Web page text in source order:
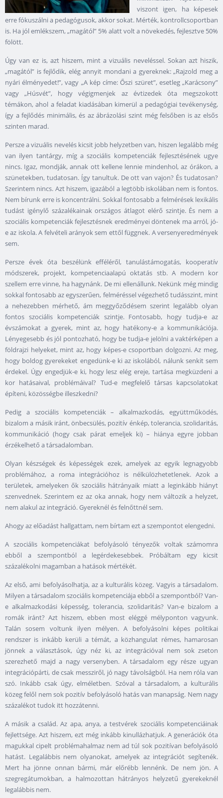
viszont igen, ha képesek
erre fókuszálni a pedagógusok, akkor sokat. Mérték, kontrollcsoportban
is. Ha jól emlékszem, „magától” 5% alatt volt a növekedés, fejlesztve 50%
fölött.
Úgy van ez is, azt hiszem, mint a vizuális neveléssel. Sokan azt hiszik,
„magától” is fejlődik, elég annyit mondani a gyereknek: „Rajzold meg a
nyári élményedet!”, vagy „A kép címe: Őszi szüret”, esetleg „Karácsony”
vagy „Húsvét”, hogy végigmenjek az évtizedek óta megszokott
témákon, ahol a feladat kiadásában kimerül a pedagógiai tevékenység,
így a fejlődés minimális, és az ábrázolási szint még felsőben is az elsős
szinten marad.
Persze a vizuális nevelés kicsit jobb helyzetben van, hiszen legalább még
van ilyen tantárgy, míg a szociális kompetenciák fejlesztésének ugye
nincs. Igaz, mondják, annak ott kellene lennie mindenhol, az órákon, a
szünetekben, tudatosan. Így tanultuk. De ott van vajon? És tudatosan?
Szerintem nincs. Azt hiszem, igazából a legtöbb iskolában nem is fontos.
Nem bírunk erre is koncentrálni. Sokkal fontosabb a felmérések lexikális
tudást igénylő százalékainak országos átlagot elérő szintje. És nem a
szociális kompetenciák fejlesztésnek eredményei döntenek ma arról, jó-
e az iskola. A felvételi arányok sem ettől függnek. A versenyeredmények
sem.
Persze évek óta beszélünk efféléről, tanulástámogatás, kooperatív
módszerek, projekt, kompetenciaalapú oktatás stb. A modern kor
szellem erre vinne, ha hagynánk. De mi ellenállunk. Nekünk még mindig
sokkal fontosabb az egyszerűen, felméréssel végezhető tudásszint, mint
a nehezebben mérhető, ám meggyőződésem szerint legalább olyan
fontos szociális kompetenciák szintje. Fontosabb, hogy tudja-e az
évszámokat a gyerek, mint az, hogy hatékony-e a kommunikációja.
Lényegesebb és jól pontozható, hogy be tudja-e jelölni a vaktérképen a
földrajzi helyeket, mint az, hogy képes-e csoportban dolgozni. Az meg,
hogy boldog gyerekeket engedünk-e ki az iskolából, nálunk senkit sem
érdekel. Úgy engedjük-e ki, hogy lesz elég ereje, tartása megküzdeni a
kor hatásaival, problémáival? Tud-e megfelelő társas kapcsolatokat
építeni, közösségbe illeszkedni?
Pedig a szociális kompetenciák – alkalmazkodás, együttműködés,
bizalom a másik iránt, önbecsülés, pozitív énkép, tolerancia, szolidaritás,
kommunikáció (hogy csak párat emeljek ki) – hiánya egyre jobban
érzékelhető a társadalomban.
Olyan készségek és képességek ezek, amelyek az egyik legnagyobb
problémához, a roma integrációhoz is nélkülözhetetlenek. Azok a
területek, amelyeken ők szociális hátrányaik miatt a leginkább hiányt
szenvednek. Szerintem ez az oka annak, hogy nem változik a helyzet,
nem alakul az integráció. Gyereknél és felnőttnél sem.
Ahogy az előadást hallgattam, nem bírtam ezt a szempontot elengedni.
A szociális kompetenciákat befolyásoló tényezők voltak számomra
ebből a szempontból a legérdekesebbek. Próbáltam egy kicsit
százalékolni magamban a hatások mértékét.
Az első, ami befolyásolhatja, az a kulturális közeg. Vagyis a társadalom.
Milyen a társadalom szociális kompetenciája ebből a szempontból? Van-
e alkalmazkodási képesség, tolerancia, szolidaritás? Van-e bizalom a
romák iránt? Azt hiszem, ebben most eléggé mélyponton vagyunk.
Talán sosem voltunk ilyen mélyen. A befolyásolni képes politikai
rendszer is inkább kerüli a témát, a közhangulat rémes, hamarosan
jönnek a választások, úgy néz ki, az integrációval nem sok zseton
szerezhető majd a nagy versenyben. A társadalom egy része ugyan
integrációpárti, de csak messziről, jó nagy távolságból. Ha nem róla van
szó. Inkább csak úgy, elméletben. Szóval a társadalom, a kulturális
közeg felől nem sok pozitív befolyásoló hatás van manapság. Nem nagy
százalékot tudok itt hozzátenni.
A másik a család. Az apa, anya, a testvérek szociális kompetenciáinak
fejlettsége. Azt hiszem, ezt még inkább kinullázhatjuk. A generációk óta
magukkal cipelt problémahalmaz nem ad túl sok pozitívan befolyásoló
hatást. Legalábbis nem olyanokat, amelyek az integrációt segítenék.
Mert ha jönne onnan bármi, már előrébb lennénk. De nem jön. A
szegregátumokban, a halmozottan hátrányos helyzetű gyerekeknél
legalábbis nem.